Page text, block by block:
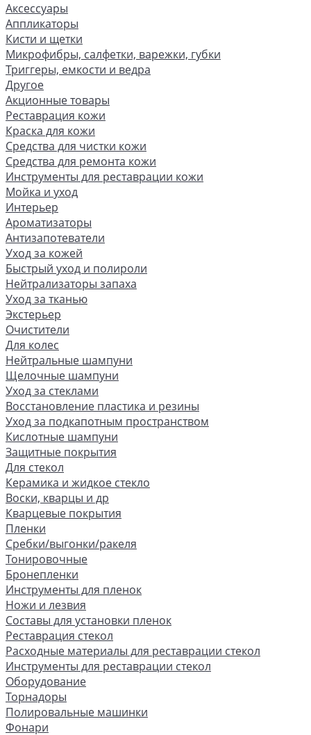
Аксессуары
Аппликаторы
Кисти и щетки
Микрофибры, салфетки, варежки, губки
Триггеры, емкости и ведра
Другое
Акционные товары
Реставрация кожи
Краска для кожи
Средства для чистки кожи
Средства для ремонта кожи
Инструменты для реставрации кожи
Мойка и уход
Интерьер
Ароматизаторы
Антизапотеватели
Уход за кожей
Быстрый уход и полироли
Нейтрализаторы запаха
Уход за тканью
Экстерьер
Очистители
Для колес
Нейтральные шампуни
Щелочные шампуни
Уход за стеклами
Восстановление пластика и резины
Уход за подкапотным пространством
Кислотные шампуни
Защитные покрытия
Для стекол
Керамика и жидкое стекло
Воски, кварцы и др
Кварцевые покрытия
Пленки
Сребки/выгонки/ракеля
Тонировочные
Бронепленки
Инструменты для пленок
Ножи и лезвия
Составы для установки пленок
Реставрация стекол
Расходные материалы для реставрации стекол
Инструменты для реставрации стекол
Оборудование
Торнадоры
Полировальные машинки
Фонари